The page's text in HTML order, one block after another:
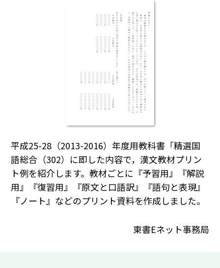
平成25-28（2013-2016）年度用教科書「精選国
語総合（302）に即した内容で，漢文教材プリン
ト例を紹介します。教材ごとに『予習用』『解説
用』『復習用』『原文と口語訳』『語句と表現』
『ノート』などのプリント資料を作成しました。
東書Eネット事務局